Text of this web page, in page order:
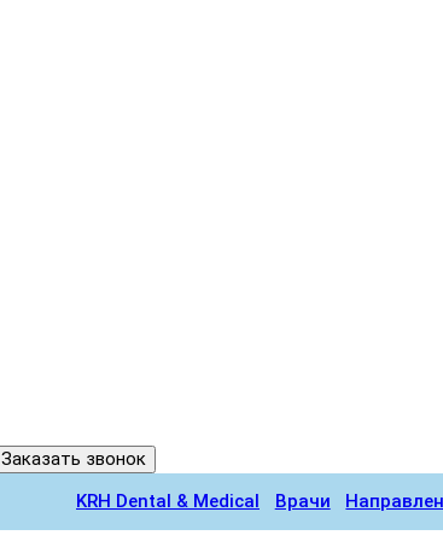
Заказать звонок
KRH Dental & Medical
Врачи